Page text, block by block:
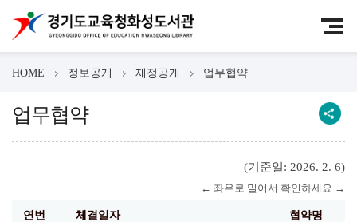
HOME 정보공개 재정공개 업무협약
업무협약
(기준일: 2026. 2. 6)
연번 체결일자 협약명